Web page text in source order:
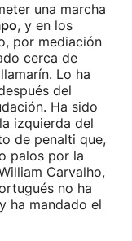
una marcha
, y en los
por mediación
cerca de
Lo ha
del
Ha sido
izquierda del
de penalti que,
palos por la
Carvalho,
no ha
ha mandado el